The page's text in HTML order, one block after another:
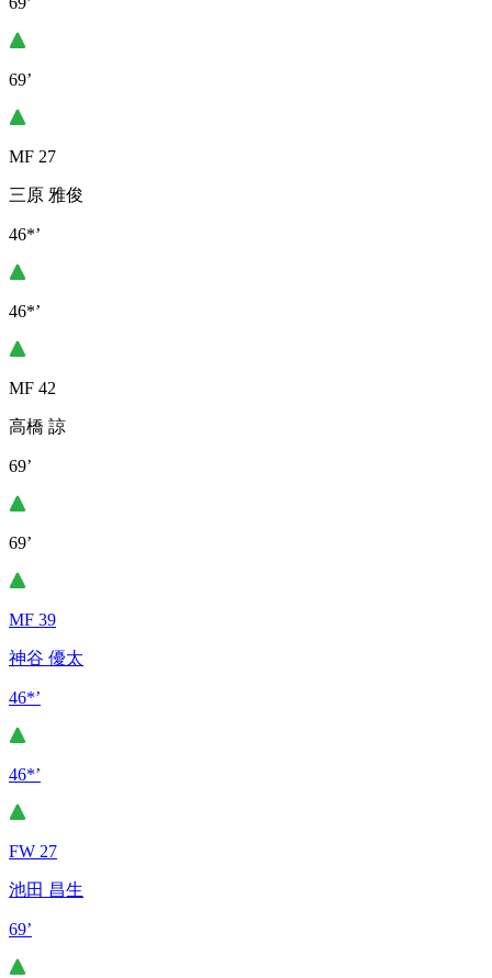
69’
MF 27
三原 雅俊
46*’
46*’
MF 42
高橋 諒
69’
69’
MF 39
神谷 優太
46*’
46*’
FW 27
池田 昌生
69’